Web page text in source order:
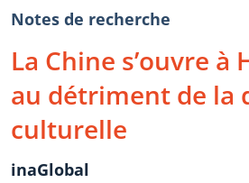
Notes de recherche
La Chine s’ouvre à
au détriment de la
culturelle
inaGlobal